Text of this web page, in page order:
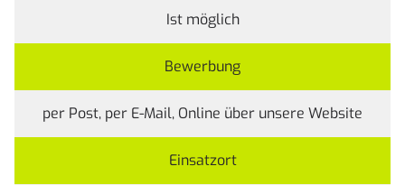
Ist möglich
Bewerbung
per Post, per E-Mail, Online über unsere Website
Einsatzort